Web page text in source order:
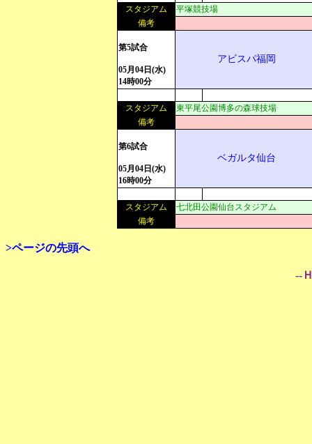
スタジアム
平塚競技場
備考
第5試合
05月04日(水)
14時00分
アビスパ福岡
スタジアム
東平尾公園博多の森球技場
備考
第6試合
05月04日(水)
16時00分
ベガルタ仙台
スタジアム
七北田公園仙台スタジアム
備考
>ページの先頭へ
--